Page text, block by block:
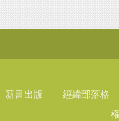
新書出版 經緯部落格